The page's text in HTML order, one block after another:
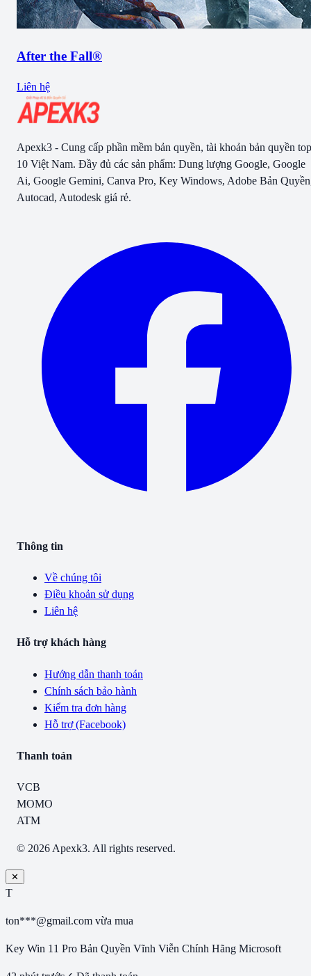
After the Fall®
Liên hệ
Apexk3 - Cung cấp phần mềm bản quyền, tài khoản bản quyền top
10 Việt Nam. Đầy đủ các sản phẩm: Dung lượng Google, Google
Ai, Google Gemini, Canva Pro, Key Windows, Adobe Bản
Autocad, Autodesk giá rẻ.
Thông tin
Về chúng tôi
Điều khoản sử dụng
Liên hệ
Hỗ trợ khách hàng
Hướng dẫn thanh toán
Chính sách bảo hành
Kiểm tra đơn hàng
Hỗ trợ (Facebook)
Thanh toán
VCB
MOMO
ATM
© 2026 Apexk3. All rights reserved.
✕
T
ton***@gmail.com vừa mua
Key Win 11 Pro Bản Quyền Vĩnh Viễn Chính Hãng Microsoft